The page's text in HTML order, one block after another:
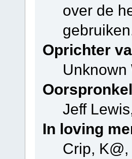
over de
Oprichter
Unknown
Jeff
In loving
Crip,